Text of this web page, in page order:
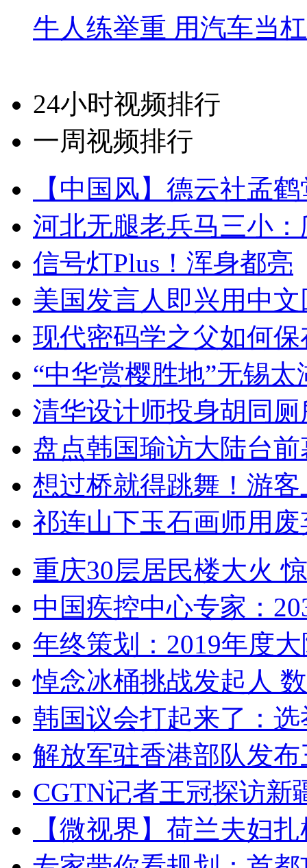
牛人练举重 用汽车当
24小时视频排行
一周视频排行
【中国风】德云社孟
河北无腿老兵马三小
信号灯Plus！浑身都亮
美国发言人即兴用中
现代密码学之父如何
“中华赏樱胜地”无锡
清华设计师投身胡同
盘点韩国瑜访大陆台
想过桥就得跳舞！游客
祁连山下玉石画师用
重庆30层居民楼大火
中国疾控中心专家：
年终策划：2019年度
悼念冰桶挑战发起人
韩国议会打起来了：
解放军驻香港部队发
CGTN记者王冠探访新
【微视界】荷兰夫妇